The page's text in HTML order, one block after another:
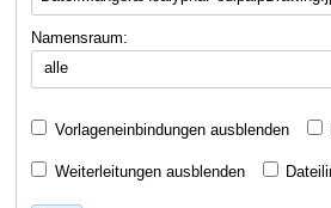
Namensraum:
alle
Vorlageneinbindungen ausblenden
Weiterleitungen ausblenden